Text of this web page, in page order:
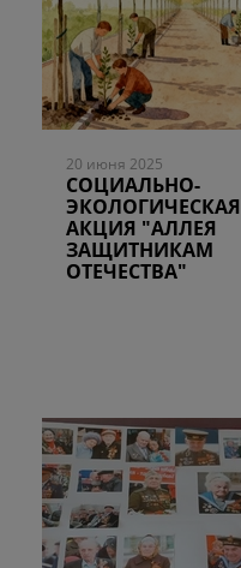
20 июня 2025
СОЦИАЛЬНО-
ЭКОЛОГИЧЕСКАЯ
АКЦИЯ "АЛЛЕЯ
ЗАЩИТНИКАМ
ОТЕЧЕСТВА"